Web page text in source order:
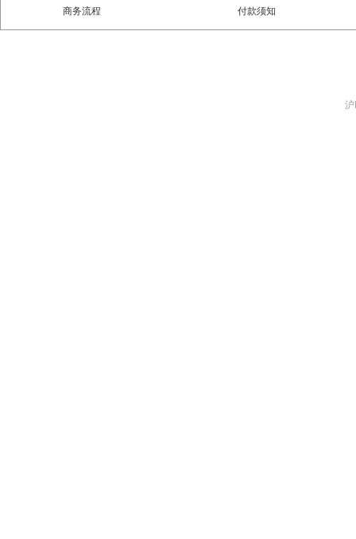
商务流程
付款须知